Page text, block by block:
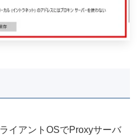
イアントOSでProxyサーバ